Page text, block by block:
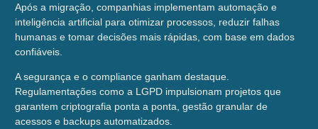
Após a migração, companhias implementam automação e
inteligência artificial para otimizar processos, reduzir falhas
humanas e tomar decisões mais rápidas, com base em dados
confiáveis.
A segurança e o compliance ganham destaque.
Regulamentações como a LGPD impulsionam projetos que
garantem criptografia ponta a ponta, gestão granular de
acessos e backups automatizados.